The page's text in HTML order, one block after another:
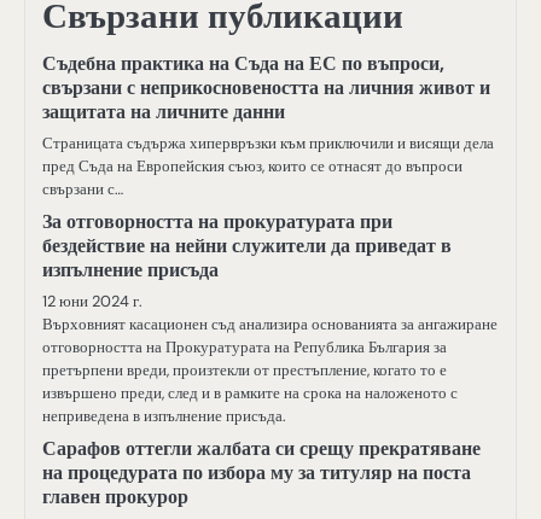
Свързани публикации
Съдебна практика на Съда на ЕС по въпроси,
свързани с неприкосновеността на личния живот и
защитата на личните данни
Страницата съдържа хипервръзки към приключили и висящи дела
пред Съда на Европейския съюз, които се отнасят до въпроси
свързани с…
За отговорността на прокуратурата при
бездействие на нейни служители да приведат в
изпълнение присъда
12 юни 2024 г.
Върховният касационен съд анализира основанията за ангажиране
отговорността на Прокуратурата на Република България за
претърпени вреди, произтекли от престъпление, когато то е
извършено преди, след и в рамките на срока на наложеното с
неприведена в изпълнение присъда.
Сарафов оттегли жалбата си срещу прекратяване
на процедурата по избора му за титуляр на поста
главен прокурор